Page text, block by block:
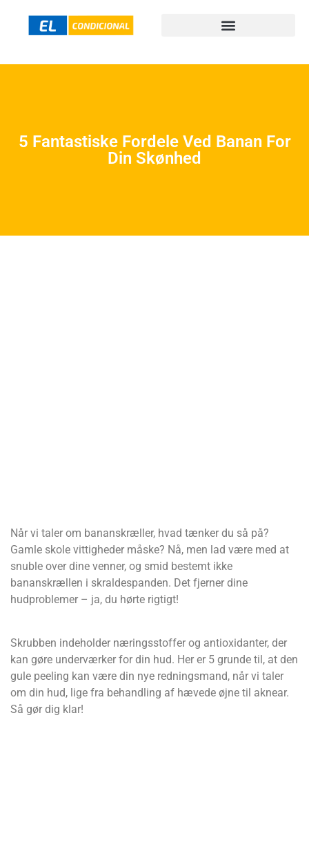
5 Fantastiske Fordele Ved Banan For
Din Skønhed
Når vi taler om bananskræller, hvad tænker du så på?
Gamle skole vittigheder måske? Nå, men lad være med at
snuble over dine venner, og smid bestemt ikke
bananskrællen i skraldespanden. Det fjerner dine
hudproblemer – ja, du hørte rigtigt!
Skrubben indeholder næringsstoffer og antioxidanter, der
kan gøre underværker for din hud. Her er 5 grunde til, at den
gule peeling kan være din nye redningsmand, når vi taler
om din hud, lige fra behandling af hævede øjne til aknear.
Så gør dig klar!